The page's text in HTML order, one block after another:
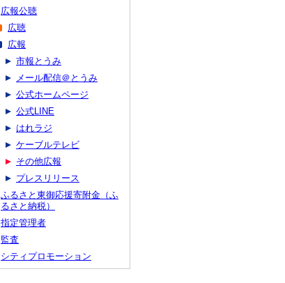
広報公聴
広聴
広報
市報とうみ
メール配信＠とうみ
公式ホームページ
公式LINE
はれラジ
ケーブルテレビ
その他広報
プレスリリース
ふるさと東御応援寄附金（ふ
るさと納税）
指定管理者
監査
シティプロモーション